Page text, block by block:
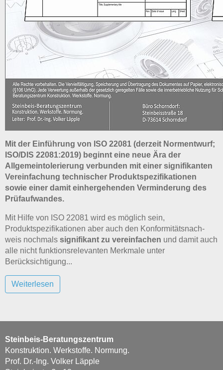
Mit der Einführung von ISO 22081 (derzeit Normentwurf;
ISO/DIS 22081:2019) beginnt eine neue Ära der
Allgemeintolerierung verbunden mit einer signifikanten
Vereinfachung techni­scher Pro­duktspezifikationen
sowie einer damit einhergehenden Verminderung des
Prüfaufwandes.
Mit Hilfe von ISO 22081 wird es möglich sein,
Produktspezifikationen aber auch den Konformitäts­nach­
weis nochmals signifikant zu vereinfachen und damit auch
alle nicht funktionsrelevanten Merk­male unter
Berücksichtigung...
Weiterlesen
Steinbeis-Beratungszentrum
Konstruktion. Werkstoffe. Normung.
Prof. Dr.-Ing. Volker Läpple